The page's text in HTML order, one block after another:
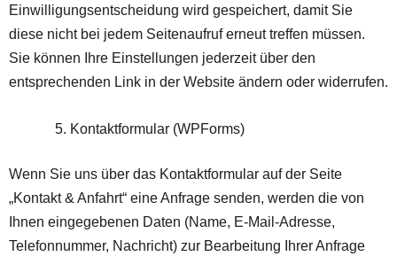
Einwilligungsentscheidung wird gespeichert, damit Sie
diese nicht bei jedem Seitenaufruf erneut treffen müssen.
Sie können Ihre Einstellungen jederzeit über den
entsprechenden Link in der Website ändern oder widerrufen.
Kontaktformular (WPForms)
Wenn Sie uns über das Kontaktformular auf der Seite
„Kontakt & Anfahrt“ eine Anfrage senden, werden die von
Ihnen eingegebenen Daten (Name, E-Mail-Adresse,
Telefonnummer, Nachricht) zur Bearbeitung Ihrer Anfrage